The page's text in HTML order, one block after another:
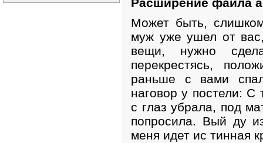
Может быть,
муж уже ушел от
вещи, нужно
перекрестясь,
раньше с вами
наговор у постели:
с глаз убрала, под
попросила. Вый ду
меня идет ис тинная